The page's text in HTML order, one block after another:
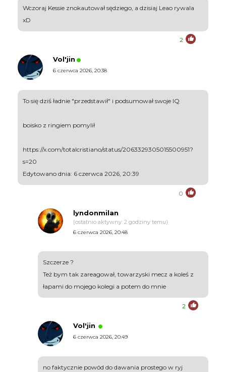
Wczoraj Kessie znokautował sędziego, a dzisiaj Leao rywala
xD
2
Vol'jin
6 czerwca 2026, 20:38
To się dziś ładnie "przedstawił" i podsumował swoje IQ
boisko z ringiem pomylił
https://x.com/totalcristiano/status/2063329305015500951?
s=20
Edytowano dnia: 6 czerwca 2026, 20:39
0
lyndonmilan
(ostatnio aktywny: 2 godziny temu)
6 czerwca 2026, 20:48
Szczerze ?
Też bym tak zareagował, towarzyski mecz a koleś z
łapami do mojego kolegi a potem do mnie
2
Vol'jin
6 czerwca 2026, 20:49
no faktycznie powód do dawania prostego w ryj